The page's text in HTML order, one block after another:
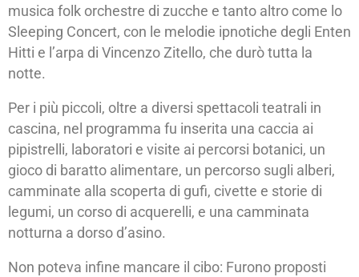
musica folk orchestre di zucche e tanto altro come lo
Sleeping Concert, con le melodie ipnotiche degli Enten
Hitti e l’arpa di Vincenzo Zitello, che durò tutta la
notte.
Per i più piccoli, oltre a diversi spettacoli teatrali in
cascina, nel programma fu inserita una caccia ai
pipistrelli, laboratori e visite ai percorsi botanici, un
gioco di baratto alimentare, un percorso sugli alberi,
camminate alla scoperta di gufi, civette e storie di
legumi, un corso di acquerelli, e una camminata
notturna a dorso d’asino.
Non poteva infine mancare il cibo: Furono proposti